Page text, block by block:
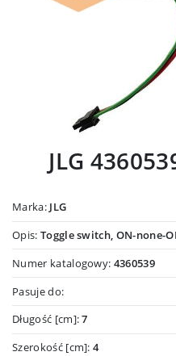
JLG
Marka: JLG
Opis: Toggle switch, ON-none-
Numer katalogowy: 4360539
Pasuje do:
Długość [cm]:7
Szerokość [cm]:4